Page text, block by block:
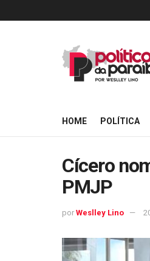
HOME POLÍTICA
Cícero
PMJP
por Weslley Lino